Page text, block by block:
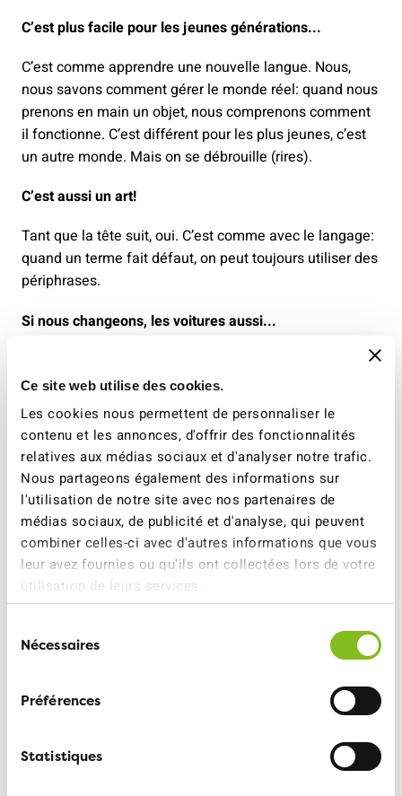
Ce site web utilise des cookies.
Les cookies nous permettent de personnaliser le
contenu et les annonces, d'offrir des fonctionnalités
relatives aux médias sociaux et d'analyser notre trafic.
Nous partageons également des informations sur
l'utilisation de notre site avec nos partenaires de
médias sociaux, de publicité et d'analyse, qui peuvent
combiner celles-ci avec d'autres informations que vous
leur avez fournies ou qu'ils ont collectées lors de votre
utilisation de leurs services.
Nécessaires
Préférences
Statistiques
C’est plus facile pour les jeunes générations...
C’est comme apprendre une nouvelle langue. Nous,
nous savons comment gérer le monde réel: quand nous
prenons en main un objet, nous comprenons comment
il fonctionne. C’est différent pour les plus jeunes, c’est
un autre monde. Mais on se débrouille (rires).
C’est aussi un art!
Tant que la tête suit, oui. C’est comme avec le langage:
quand un terme fait défaut, on peut toujours utiliser des
périphrases.
Si nous changeons, les voitures aussi...
Tout à fait, mais il y a toujours 1,3 milliard de voitures à
travers le monde. Quand on réfléchit à l’avenir la
question est incontournable: aurons-nous toujours les
moyens de maintenir la route et le rail?
Monika Barben
votre AG?